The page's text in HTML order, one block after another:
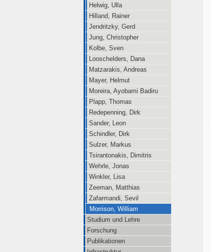
Helwig, Ulla
Hilland, Rainer
Jendritzky, Gerd
Jung, Christopher
Kolbe, Sven
Looschelders, Dana
Matzarakis, Andreas
Mayer, Helmut
Moreira, Ayobami Badiru
Plapp, Thomas
Redepenning, Dirk
Sander, Leon
Schindler, Dirk
Sulzer, Markus
Tsirantonakis, Dimitris
Wehrle, Jonas
Winkler, Lisa
Zeeman, Matthias
Zafarmandi, Sevil
Morrison, William
Studium und Lehre
Forschung
Publikationen